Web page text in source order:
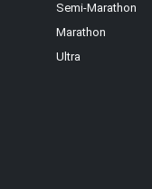
Semi-Marathon
Marathon
Ultra